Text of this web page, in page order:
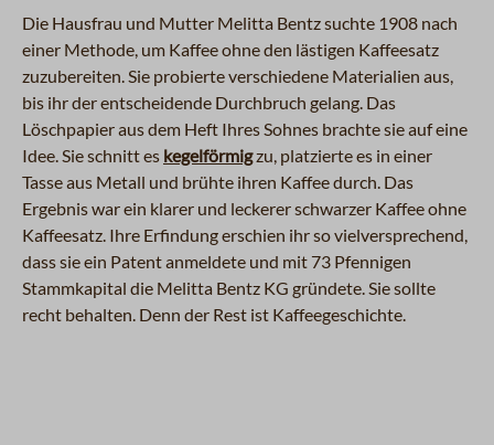
Die Hausfrau und Mutter Melitta Bentz suchte 1908 nach
einer Methode, um Kaffee ohne den lästigen Kaffeesatz
zuzubereiten. Sie probierte verschiedene Materialien aus,
bis ihr der entscheidende Durchbruch gelang. Das
Löschpapier aus dem Heft Ihres Sohnes brachte sie auf eine
Idee. Sie schnitt es kegelförmigzu, platzierte es in einer
Tasse aus Metall und brühte ihren Kaffee durch. Das
Ergebnis war ein klarer und leckerer schwarzer Kaffee ohne
Kaffeesatz. Ihre Erfindung erschien ihr so vielversprechend,
dass sie ein Patent anmeldete und mit 73 Pfennigen
Stammkapital die Melitta Bentz KG gründete. Sie sollte
recht behalten. Denn der Rest ist Kaffeegeschichte.